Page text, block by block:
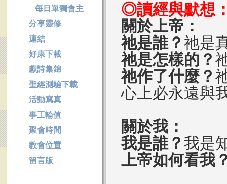
◎讀經與默想
關於上帝：
祂是誰？ 祂是
祂是怎樣的？
祂作了什麼？
心上必永遠與
關於我：
我是誰？ 我是
上帝如何看我
每日單獨會主
分享靈修
連結
好康下載
獻詩集錦
聖經測驗下載
活動寫真
事工輪值
聚會時間
教會位置
留言版